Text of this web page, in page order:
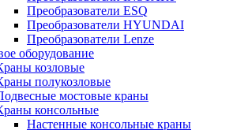
Преобразователи ESQ
Преобразователи HYUNDAI
Преобразователи Lenze
оборудование
козловые
полукозловые
мостовые краны
консольные
Настенные консольные краны